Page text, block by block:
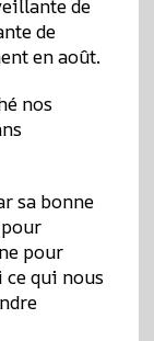
de
de
en août.
nos
sa bonne
pour
ce qui nous